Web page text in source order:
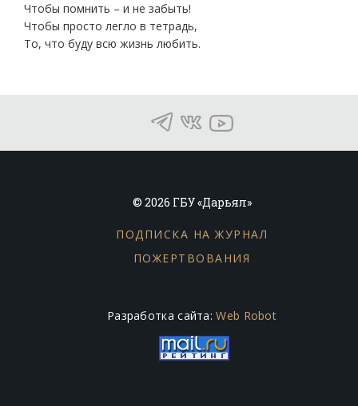
Чтобы помнить – и не забыть!
Чтобы просто легло в тетрадь,
То, что буду всю жизнь любить.
© 2026 ГБУ «Дарьял»
ПОДПИСКА НА ЖУРНАЛ
ПОЖЕРТВОВАНИЯ
Разработка сайта:Web Robot